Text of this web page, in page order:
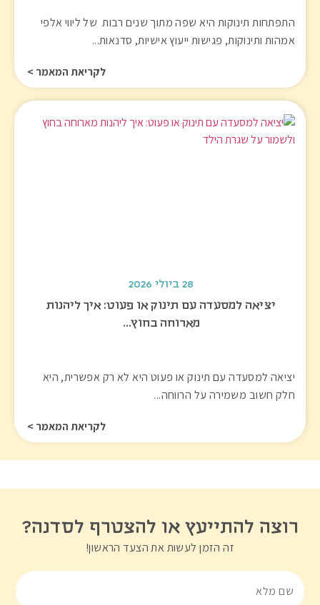
התפתחות תינוקות היא שפה מתוך שנים רבות של ליווי אלפי
אמהות ותינוקות, פגישות ייעוץ אישיות, סדנאות...
לקריאת המאמר >
28 ביולי 2026
יציאה למסעדה עם תינוק או פעוט: איך ליהנות
מארוחה בחוץ…
יציאה למסעדה עם תינוק או פעוט היא לא רק אפשרית, היא
חלק חשוב משמירה על הרווחה...
לקריאת המאמר >
רוצה להתייעץ או להצטרף לסדנה?
זה הזמן לעשות את הצעד הראשון!